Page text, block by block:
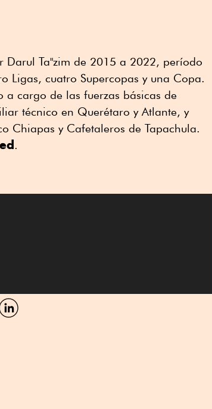
Darul Ta"zim de 2015 a 2022, período
Ligas, cuatro Supercopas y una Copa.
cargo de las fuerzas básicas de
técnico en ⁠Querétaro y Atlante, y
Chiapas y Cafetaleros de Tapachula.
.
Compartir